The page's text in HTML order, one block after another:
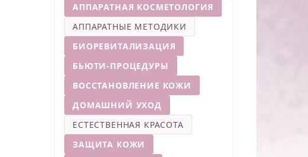
АППАРАТНАЯ КОСМЕТОЛОГИЯ
АППАРАТНЫЕ МЕТОДИКИ
БИОРЕВИТАЛИЗАЦИЯ
БЬЮТИ-ПРОЦЕДУРЫ
ВОССТАНОВЛЕНИЕ КОЖИ
ДОМАШНИЙ УХОД
ЕСТЕСТВЕННАЯ КРАСОТА
ЗАЩИТА КОЖИ